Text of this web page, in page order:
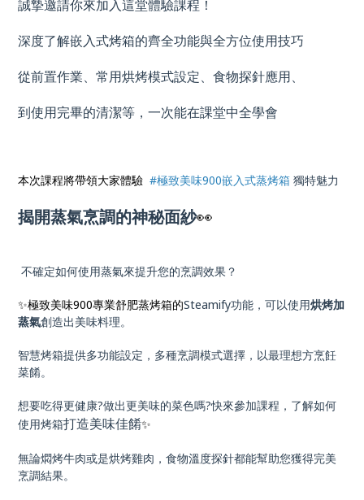
誠摯邀請你來加入這堂體驗課程！
深度了解嵌入式烤箱的齊全功能與全方位使用技巧
從前置作業、常用烘烤模式設定、食物探針應用、
到使用完畢的清潔等，一次能在課堂中全學會
本次課程將帶領大家體驗 #極致美味900嵌入式蒸烤箱獨特魅力
揭開蒸氣烹調的神秘面紗👀
不確定如何使用蒸氣來提升您的烹調效果？
✨極致美味900專業舒肥蒸烤箱的Steamify功能，可以使用烘烤加
蒸氣創造出美味料理。
智慧烤箱提供多功能設定，多種烹調模式選擇，以最理想方烹飪
菜餚。
想要吃得更健康?做出更美味的菜色嗎?快來參加課程，了解如何
使用烤箱打造美味佳餚✨
無論燜烤牛肉或是烘烤雞肉，食物溫度探針都能幫助您獲得完美
烹調結果。